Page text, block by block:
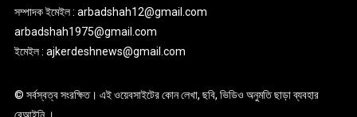
সম্পাদক ইমেইল : arbadshah12@gmail.com
arbadshah1975@gmail.com
ইমেইল : ajkerdeshnews@gmail.com
© সর্বস্বত্ব সংরক্ষিত। এই ওয়েবসাইটের কোন লেখা, ছবি, ভিডিও অনুমতি ছাড়া ব্যবহার